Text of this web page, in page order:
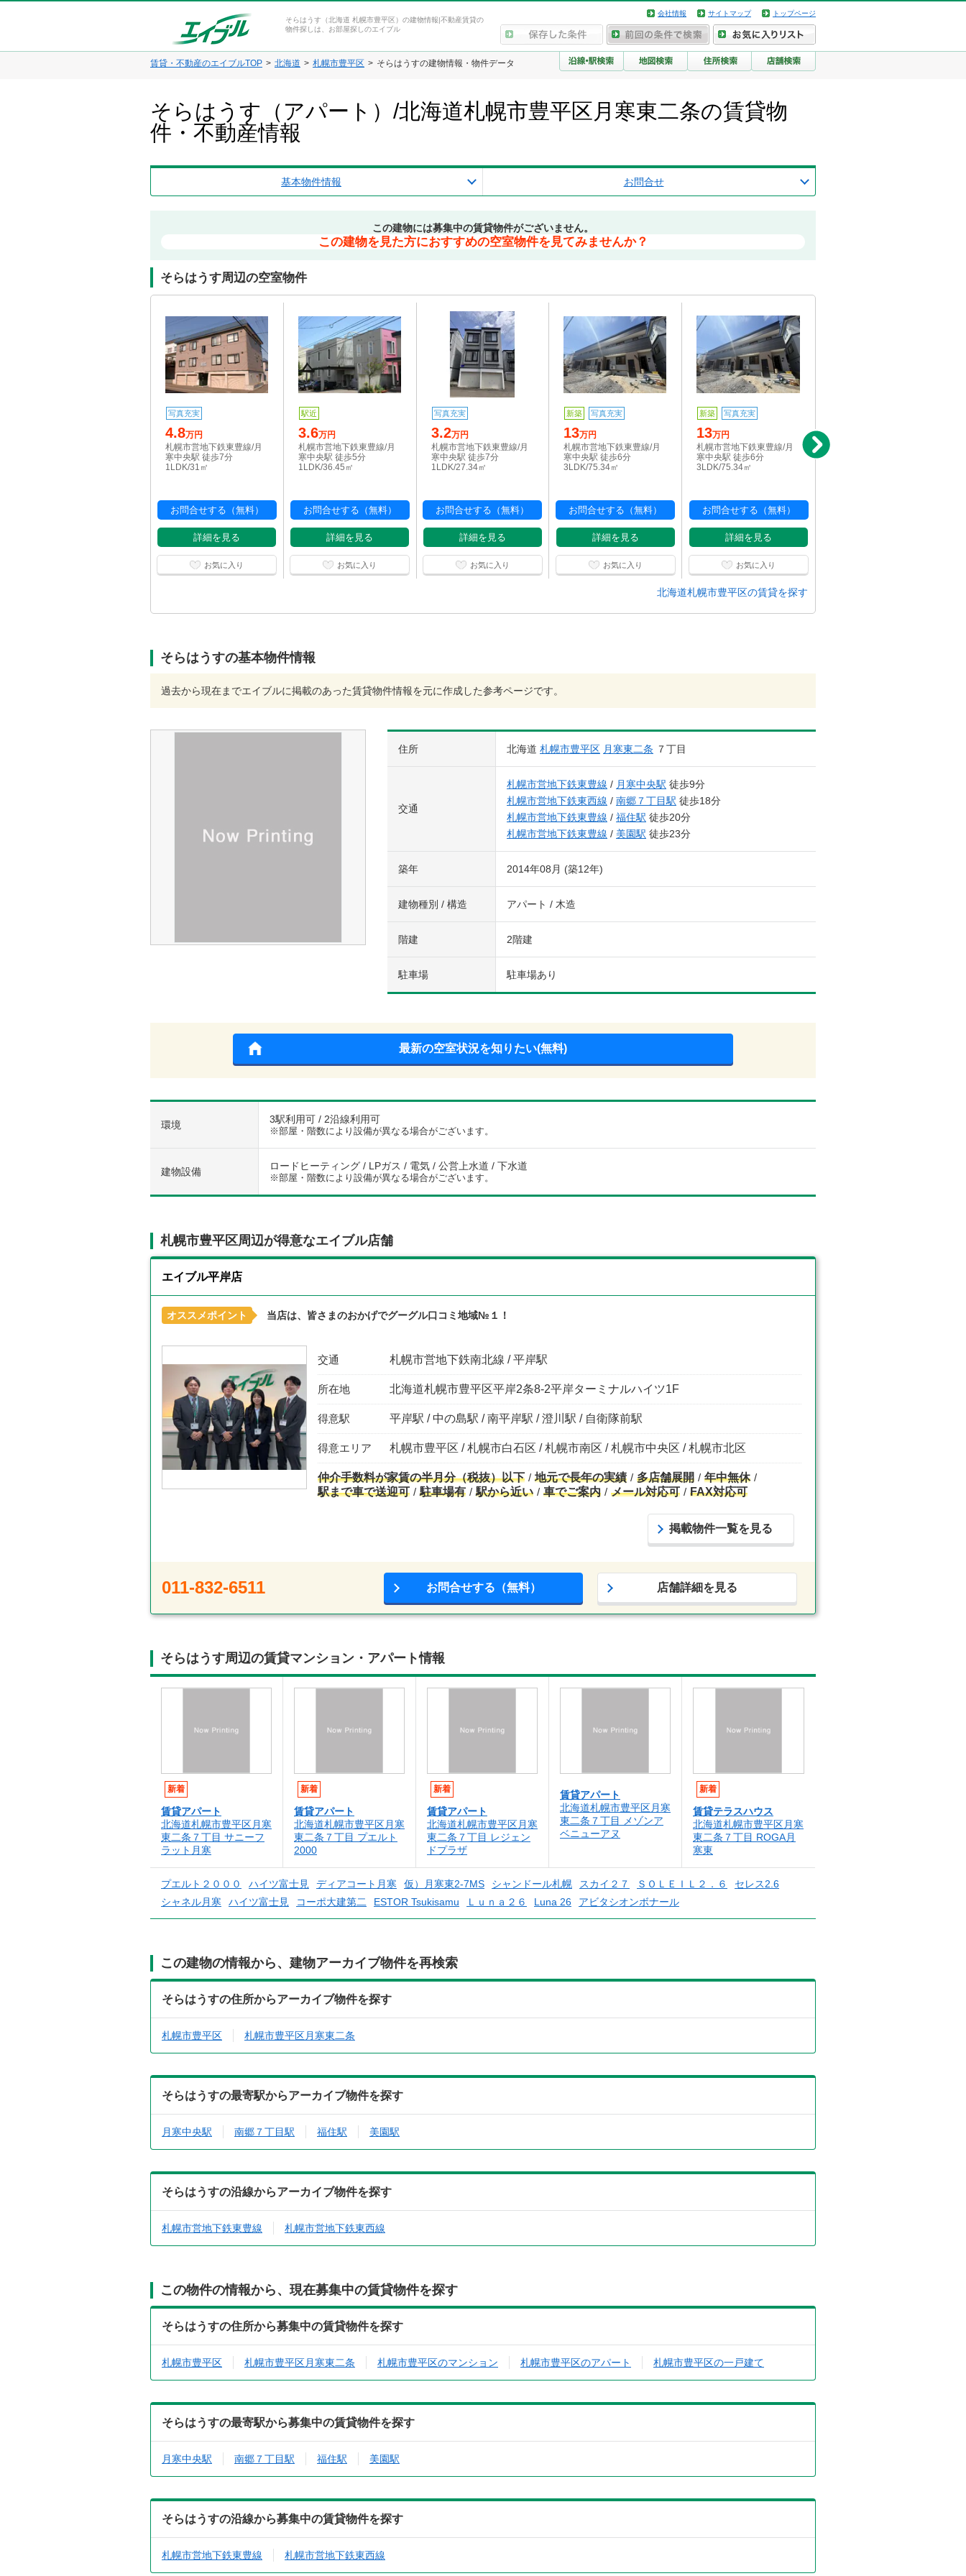
そらはうす（北海道 札幌市豊平区）の建物情報|不動産賃貸の
物件探しは、お部屋探しのエイブル
会社情報 サイトマップ トップページ
賃貸・不動産のエイブルTOP 北海道 札幌市豊平区 そらはうすの建物情報・物件データ
そらはうす（アパート）/北海道札幌市豊平区月寒東二条の賃貸物
件・不動産情報
基本物件情報 お問合せ
この建物には募集中の賃貸物件がございません。
この建物を見た方におすすめの空室物件を見てみませんか？
そらはうす周辺の空室物件
写真充実
4.8万円
札幌市営地下鉄東豊線/月
寒中央駅 徒歩7分
1LDK/31㎡
お問合せする（無料）
詳細を見る
お気に入り
駅近
3.6万円
札幌市営地下鉄東豊線/月
寒中央駅 徒歩5分
1LDK/36.45㎡
お問合せする（無料）
詳細を見る
お気に入り
写真充実
3.2万円
札幌市営地下鉄東豊線/月
寒中央駅 徒歩7分
1LDK/27.34㎡
お問合せする（無料）
詳細を見る
お気に入り
新築 写真充実
13万円
札幌市営地下鉄東豊線/月
寒中央駅 徒歩6分
3LDK/75.34㎡
お問合せする（無料）
詳細を見る
お気に入り
新築 写真充実
13万円
札幌市営地下鉄東豊線/月
寒中央駅 徒歩6分
3LDK/75.34㎡
お問合せする（無料）
詳細を見る
お気に入り
札幌市営地下鉄東豊線/月
北海道札幌市豊平区の賃貸を探す
そらはうすの基本物件情報
過去から現在までエイブルに掲載のあった賃貸物件情報を元に作成した参考ページです。
住所 北海道 札幌市豊平区 月寒東二条 ７丁目
交通
札幌市営地下鉄東豊線 / 月寒中央駅 徒歩9分
札幌市営地下鉄東西線 / 南郷７丁目駅 徒歩18分
札幌市営地下鉄東豊線 / 福住駅 徒歩20分
札幌市営地下鉄東豊線 / 美園駅 徒歩23分
築年 2014年08月 (築12年)
建物種別 / 構造 アパート / 木造
階建 2階建
駐車場 駐車場あり
最新の空室状況を知りたい(無料)
環境 3駅利用可 / 2沿線利用可
※部屋・階数により設備が異なる場合がございます。
建物設備 ロードヒーティング / LPガス / 電気 / 公営上水道 / 下水道
※部屋・階数により設備が異なる場合がございます。
札幌市豊平区周辺が得意なエイブル店舗
エイブル平岸店
オススメポイント 当店は、皆さまのおかげでグーグル口コミ地域№１！
交通 札幌市営地下鉄南北線 / 平岸駅
所在地 北海道札幌市豊平区平岸2条8-2平岸ターミナルハイツ1F
得意駅 平岸駅 / 中の島駅 / 南平岸駅 / 澄川駅 / 自衛隊前駅
得意エリア 札幌市豊平区 / 札幌市白石区 / 札幌市南区 / 札幌市中央区 / 札幌市北区
仲介手数料が家賃の半月分（税抜）以下 地元で長年の実績 多店舗展開
年中無休
駅まで車で送迎可
駐車場有 駅から近い 車でご案内 メール対応可 FAX対応可
掲載物件一覧を見る
011-832-6511 お問合せする（無料） 店舗詳細を見る
そらはうす周辺の賃貸マンション・アパート情報
新着
賃貸アパート
北海道札幌市豊平区月寒
東二条７丁目 サニーフ
ラット月寒
新着
賃貸アパート
北海道札幌市豊平区月寒
東二条７丁目 プエルト
2000
新着
賃貸アパート
北海道札幌市豊平区月寒
東二条７丁目 レジェン
ドプラザ
賃貸アパート
北海道札幌市豊平区月寒
東二条７丁目 メゾンア
ベニューアヌ
新着
賃貸テラスハウス
北海道札幌市豊平区月寒
東二条７丁目 ROGA月
寒東
プエルト２０００ ハイツ富士見 ディアコート月寒 仮）月寒東2-7MS シャンドール札幌 スカイ２７ ＳＯＬＥＩＬ２．６
セレス2.6
シャネル月寒
ハイツ富士見 コーポ大建第二 ESTOR Tsukisamu Ｌｕｎａ２６ Luna 26 アビタシオンボナール
この建物の情報から、建物アーカイブ物件を再検索
そらはうすの住所からアーカイブ物件を探す
札幌市豊平区 札幌市豊平区月寒東二条
そらはうすの最寄駅からアーカイブ物件を探す
月寒中央駅 南郷７丁目駅 福住駅 美園駅
そらはうすの沿線からアーカイブ物件を探す
札幌市営地下鉄東豊線 札幌市営地下鉄東西線
この物件の情報から、現在募集中の賃貸物件を探す
そらはうすの住所から募集中の賃貸物件を探す
札幌市豊平区 札幌市豊平区月寒東二条 札幌市豊平区のマンション 札幌市豊平区のアパート 札幌市豊平区の一戸建て
そらはうすの最寄駅から募集中の賃貸物件を探す
月寒中央駅 南郷７丁目駅 福住駅 美園駅
そらはうすの沿線から募集中の賃貸物件を探す
札幌市営地下鉄東豊線 札幌市営地下鉄東西線